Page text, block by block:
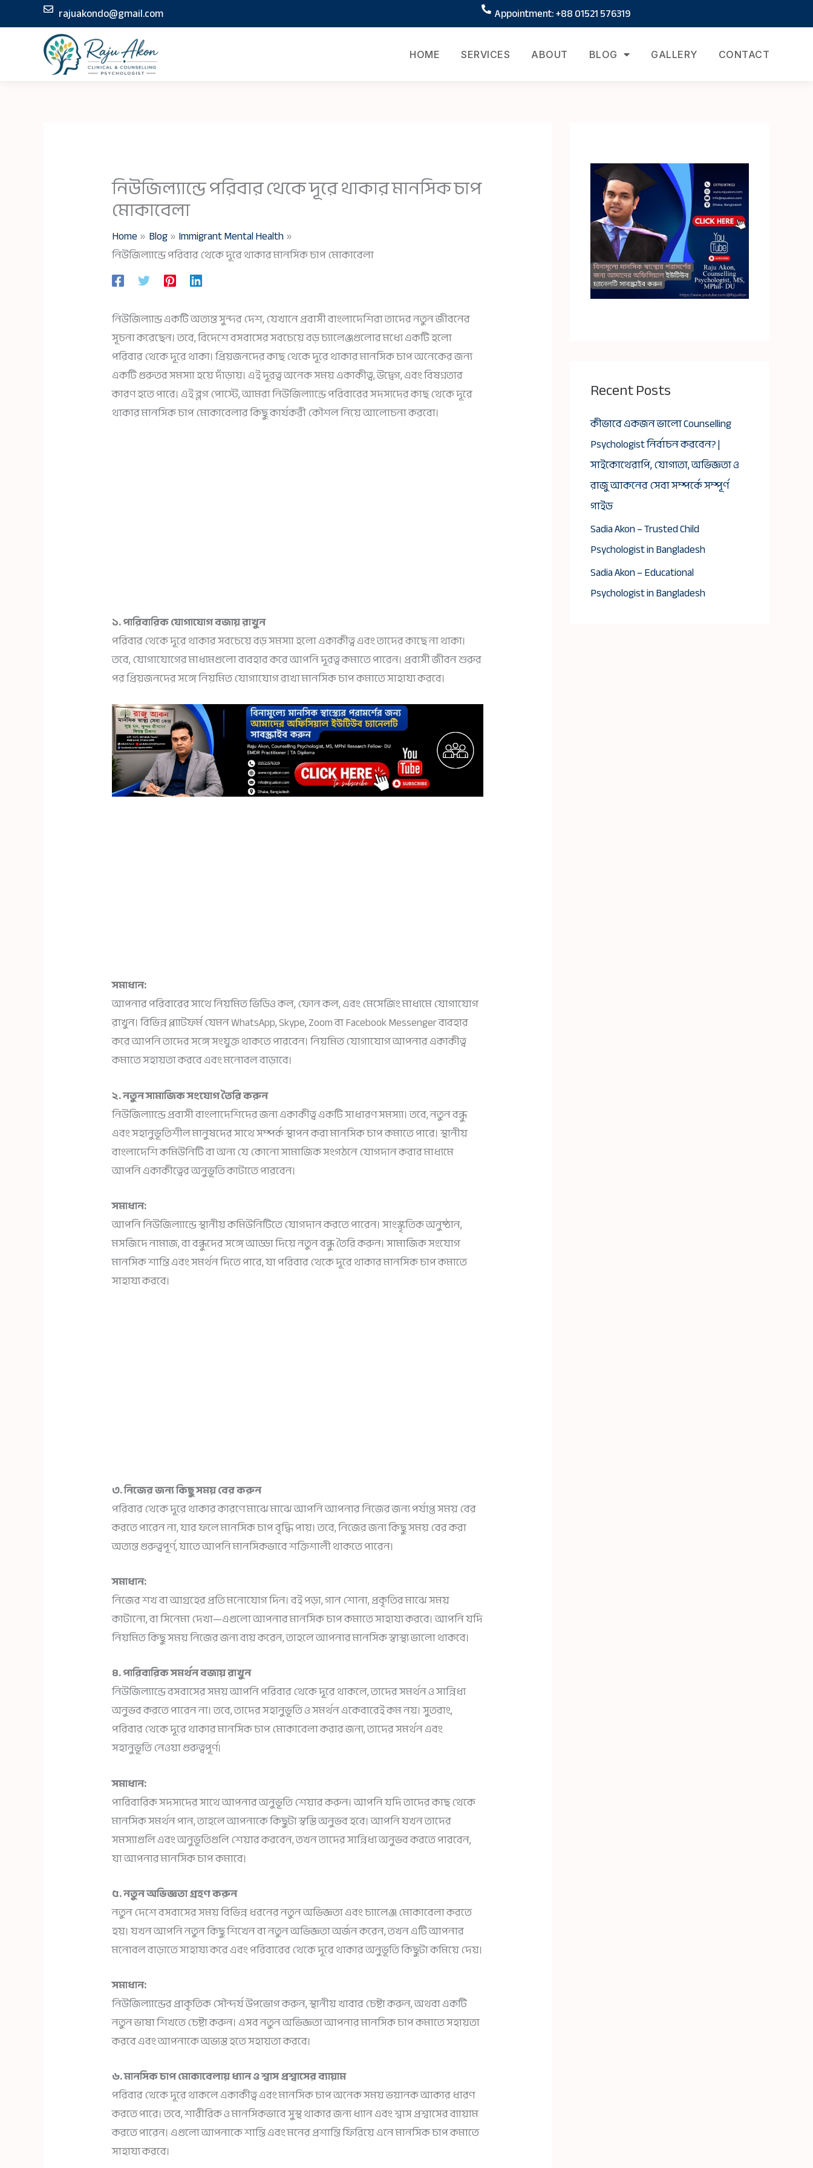
to
rajuakondo@gmail.com Appointment: +88 01521 576319
HOME SERVICES ABOUT BLOG GALLERY CONTACT
নিউজিল্যান্ডে পরিবার থেকে দূরে থাকার মানসিক চাপ
মোকাবেলা
Home Blog
Immigrant Mental Health
নিউজিল্যান্ডে পরিবার থেকে দূরে থাকার মানসিক চাপ মোকাবেলা
নিউজিল্যান্ড একটি অত্যন্ত সুন্দর দেশ, যেখানে প্রবাসী বাংলাদেশিরা তাদের নতুন জীবনের
সূচনা করেছেন। তবে, বিদেশে বসবাসের সবচেয়ে বড় চ্যালেঞ্জগুলোর মধ্যে একটি হলো
পরিবার থেকে দূরে থাকা। প্রিয়জনদের কাছ থেকে দূরে থাকার মানসিক চাপ অনেকের জন্য
একটি গুরুতর সমস্যা হয়ে দাঁড়ায়। এই দূরত্ব অনেক সময় একাকীত্ব, উদ্বেগ, এবং বিষণ্নতার
কারণ হতে পারে। এই ব্লগ পোস্টে, আমরা নিউজিল্যান্ডে পরিবারের সদস্যদের কাছ থেকে দূরে
থাকার মানসিক চাপ মোকাবেলার কিছু কার্যকরী কৌশল নিয়ে আলোচনা করবো।
১. পারিবারিক যোগাযোগ বজায় রাখুন
পরিবার থেকে দূরে থাকার সবচেয়ে বড় সমস্যা হলো একাকীত্ব এবং তাদের কাছে না থাকা।
তবে, যোগাযোগের মাধ্যমগুলো ব্যবহার করে আপনি দূরত্ব কমাতে পারেন। প্রবাসী জীবন শুরুর
পর প্রিয়জনদের সঙ্গে নিয়মিত যোগাযোগ রাখা মানসিক চাপ কমাতে সাহায্য করবে।
সমাধান:
আপনার পরিবারের সাথে নিয়মিত ভিডিও কল, ফোন কল, এবং মেসেজিং মাধ্যমে যোগাযোগ
রাখুন। বিভিন্ন প্ল্যাটফর্ম যেমন WhatsApp, Skype, Zoom বা Facebook Messenger ব্যবহার
করে আপনি তাদের সঙ্গে সংযুক্ত থাকতে পারবেন। নিয়মিত যোগাযোগ আপনার একাকীত্ব
কমাতে সহায়তা করবে এবং মনোবল বাড়াবে।
২. নতুন সামাজিক সংযোগ তৈরি করুন
নিউজিল্যান্ডে প্রবাসী বাংলাদেশিদের জন্য একাকীত্ব একটি সাধারণ সমস্যা। তবে, নতুন বন্ধু
এবং সহানুভূতিশীল মানুষদের সাথে সম্পর্ক স্থাপন করা মানসিক চাপ কমাতে পারে। স্থানীয়
বাংলাদেশি কমিউনিটি বা অন্য যে কোনো সামাজিক সংগঠনে যোগদান করার মাধ্যমে
আপনি একাকীত্বের অনুভূতি কাটাতে পারবেন।
সমাধান:
আপনি নিউজিল্যান্ডে স্থানীয় কমিউনিটিতে যোগদান করতে পারেন। সাংস্কৃতিক অনুষ্ঠান,
মসজিদে নামাজ, বা বন্ধুদের সঙ্গে আড্ডা দিয়ে নতুন বন্ধু তৈরি করুন। সামাজিক সংযোগ
মানসিক শান্তি এবং সমর্থন দিতে পারে, যা পরিবার থেকে দূরে থাকার মানসিক চাপ কমাতে
সাহায্য করবে।
৩. নিজের জন্য কিছু সময় বের করুন
পরিবার থেকে দূরে থাকার কারণে মাঝে মাঝে আপনি আপনার নিজের জন্য পর্যাপ্ত সময় বের
করতে পারেন না, যার ফলে মানসিক চাপ বৃদ্ধি পায়। তবে, নিজের জন্য কিছু সময় বের করা
অত্যন্ত গুরুত্বপূর্ণ, যাতে আপনি মানসিকভাবে শক্তিশালী থাকতে পারেন।
সমাধান:
নিজের শখ বা আগ্রহের প্রতি মনোযোগ দিন। বই পড়া, গান শোনা, প্রকৃতির মাঝে সময়
কাটানো, বা সিনেমা দেখা—এগুলো আপনার মানসিক চাপ কমাতে সাহায্য করবে। আপনি যদি
নিয়মিত কিছু সময় নিজের জন্য ব্যয় করেন, তাহলে আপনার মানসিক স্বাস্থ্য ভালো থাকবে।
৪. পারিবারিক সমর্থন বজায় রাখুন
নিউজিল্যান্ডে বসবাসের সময় আপনি পরিবার থেকে দূরে থাকলে, তাদের সমর্থন ও সান্নিধ্য
অনুভব করতে পারেন না। তবে, তাদের সহানুভূতি ও সমর্থন একেবারেই কম নয়। সুতরাং,
পরিবার থেকে দূরে থাকার মানসিক চাপ মোকাবেলা করার জন্য, তাদের সমর্থন এবং
সহানুভূতি নেওয়া গুরুত্বপূর্ণ।
সমাধান:
পারিবারিক সদস্যদের সাথে আপনার অনুভূতি শেয়ার করুন। আপনি যদি তাদের কাছ থেকে
মানসিক সমর্থন পান, তাহলে আপনাকে কিছুটা স্বস্তি অনুভব হবে। আপনি যখন তাদের
সমস্যাগুলি এবং অনুভূতিগুলি শেয়ার করবেন, তখন তাদের সান্নিধ্য অনুভব করতে পারবেন,
যা আপনার মানসিক চাপ কমাবে।
৫. নতুন অভিজ্ঞতা গ্রহণ করুন
নতুন দেশে বসবাসের সময় বিভিন্ন ধরনের নতুন অভিজ্ঞতা এবং চ্যালেঞ্জ মোকাবেলা করতে
হয়। যখন আপনি নতুন কিছু শিখেন বা নতুন অভিজ্ঞতা অর্জন করেন, তখন এটি আপনার
মনোবল বাড়াতে সাহায্য করে এবং পরিবারের থেকে দূরে থাকার অনুভূতি কিছুটা কমিয়ে দেয়।
সমাধান:
নিউজিল্যান্ডের প্রাকৃতিক সৌন্দর্য উপভোগ করুন, স্থানীয় খাবার চেষ্টা করুন, অথবা একটি
নতুন ভাষা শিখতে চেষ্টা করুন। এসব নতুন অভিজ্ঞতা আপনার মানসিক চাপ কমাতে সহায়তা
করবে এবং আপনাকে অভ্যস্ত হতে সহায়তা করবে।
৬. মানসিক চাপ মোকাবেলায় ধ্যান ও শ্বাস প্রশ্বাসের ব্যায়াম
পরিবার থেকে দূরে থাকলে একাকীত্ব এবং মানসিক চাপ অনেক সময় ভয়ানক আকার ধারণ
করতে পারে। তবে, শারীরিক ও মানসিকভাবে সুস্থ থাকার জন্য ধ্যান এবং শ্বাস প্রশ্বাসের ব্যায়াম
করতে পারেন। এগুলো আপনাকে শান্তি এবং মনের প্রশান্তি ফিরিয়ে এনে মানসিক চাপ কমাতে
সাহায্য করবে।
Recent Posts
কীভাবে একজন ভালো Counselling
Psychologist নির্বাচন করবেন? |
সাইকোথেরাপি, যোগ্যতা, অভিজ্ঞতা ও
রাজু আকনের সেবা সম্পর্কে সম্পূর্ণ
গাইড
Sadia Akon – Trusted Child
Psychologist in Bangladesh
Sadia Akon – Educational
Psychologist in Bangladesh